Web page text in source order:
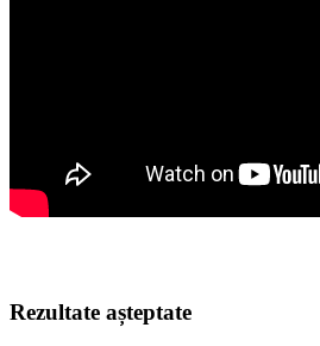
Rezultate așteptate